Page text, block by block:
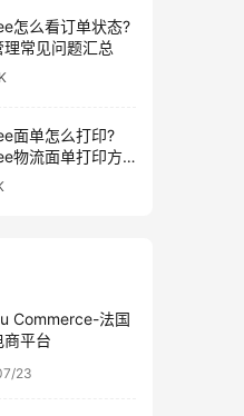
怎么看订单状态?
理常见问题汇总
面单怎么打印?
物流面单打印方
Commerce-法国
商平台
23